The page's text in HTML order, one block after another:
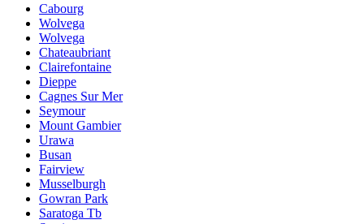
Cabourg
Wolvega
Wolvega
Chateaubriant
Clairefontaine
Dieppe
Cagnes Sur Mer
Seymour
Mount Gambier
Urawa
Busan
Fairview
Musselburgh
Gowran Park
Saratoga Tb